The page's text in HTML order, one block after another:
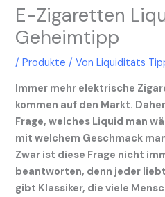
E-Zigaretten
Geheimtipp
/Produkte / VonLiquiditäts
Immer mehr elektrische
kommen auf den Markt.
Frage, welches Liquid man
mit welchem Geschmack
Zwar ist diese Frage nicht
beantworten, denn jeder
gibt Klassiker, die viele